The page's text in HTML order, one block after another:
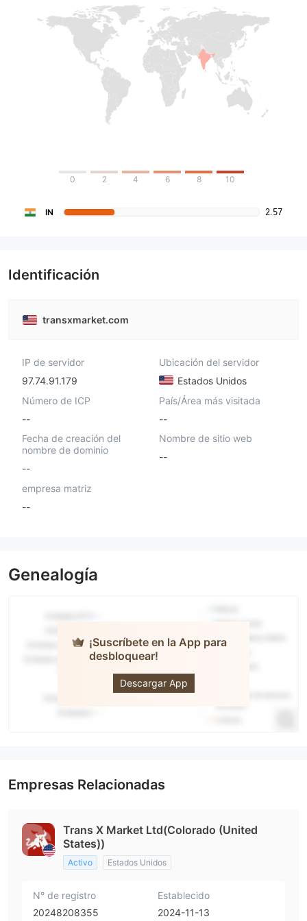
0 2 4 6 8 10
IN 2.57
Identificación
transxmarket.com
IP de servidor
97.74.91.179
Ubicación del servidor
Estados Unidos
Número de ICP
--
País/Área más visitada
--
Fecha de creación del
nombre de dominio
--
Nombre de sitio web
--
empresa matriz
--
Genealogía
¡Suscríbete en la App para
desbloquear!
Descargar App
TRANS X
Empresas Relacionadas
Trans X Market Ltd(Colorado (United
States))
Activo Estados Unidos
N° de registro
20248208355
Establecido
2024-11-13